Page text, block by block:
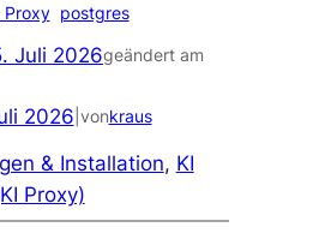
Proxy postgres
Juli 2026geändert am
2026 vonkraus
& Installation, KI
Proxy)